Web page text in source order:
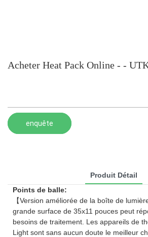
Acheter Heat Pack Online - -
enquête
Produit Détail
Points de balle:
【Version améliorée de la boîte de
grande surface de 35x11 pouces peut
besoins de traitement. Les appareils de
Light sont sans aucun doute le meilleur